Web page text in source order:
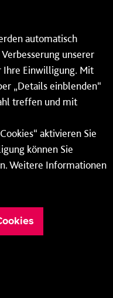
18 Uhr sowie an
werden Ihre
ein Callcenter des
Dort erhalten Sie
bzw. zu
automatisch
unserer
Ihre Einwilligung. Mit
„Details einblenden“
treffen und mit
aktivieren Sie
können Sie
Weitere Informationen